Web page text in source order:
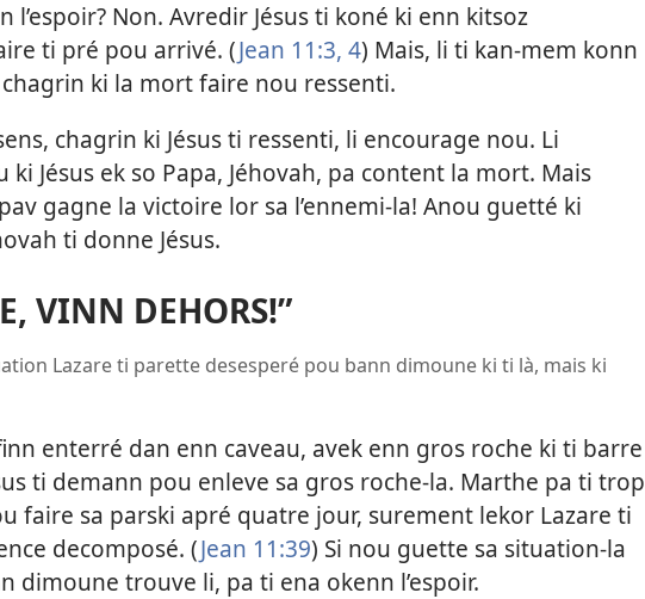
l’espoir? Non. Avredir Jésus ti koné ki enn kitsoz
ti pré pou arrivé. (Jean 11:3, 4) Mais, li ti kan-mem konn
ki la mort faire nou ressenti.
chagrin ki Jésus ti ressenti, li encourage nou. Li
Jésus ek so Papa, Jéhovah, pa content la mort. Mais
gagne la victoire lor sa l’ennemi-la! Anou guetté ki
ti donne Jésus.
VINN DEHORS!”
Lazare ti parette desesperé pou bann dimoune ki ti là, mais ki
enterré dan enn caveau, avek enn gros roche ki ti barre
ti demann pou enleve sa gros roche-la. Marthe pa ti trop
faire sa parski apré quatre jour, surement lekor Lazare ti
decomposé. (Jean 11:39) Si nou guette sa situation-la
dimoune trouve li, pa ti ena okenn l’espoir.